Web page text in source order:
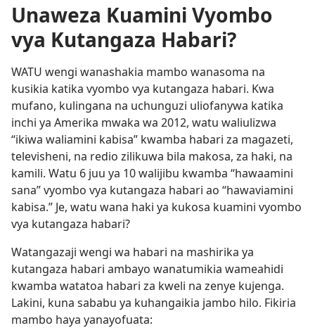
Unaweza Kuamini Vyombo
vya Kutangaza Habari?
WATU wengi wanashakia mambo wanasoma na
kusikia katika vyombo vya kutangaza habari. Kwa
mufano, kulingana na uchunguzi uliofanywa katika
inchi ya Amerika mwaka wa 2012, watu waliulizwa
“ikiwa waliamini kabisa” kwamba habari za magazeti,
televisheni, na redio zilikuwa bila makosa, za haki, na
kamili. Watu 6 juu ya 10 walijibu kwamba “hawaamini
sana” vyombo vya kutangaza habari ao “hawaviamini
kabisa.” Je, watu wana haki ya kukosa kuamini vyombo
vya kutangaza habari?
Watangazaji wengi wa habari na mashirika ya
kutangaza habari ambayo wanatumikia wameahidi
kwamba watatoa habari za kweli na zenye kujenga.
Lakini, kuna sababu ya kuhangaikia jambo hilo. Fikiria
mambo haya yanayofuata: